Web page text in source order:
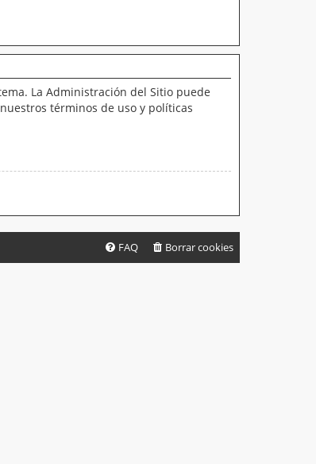
La Administración del Sitio puede
términos de uso y políticas
Borrar cookies
FAQ